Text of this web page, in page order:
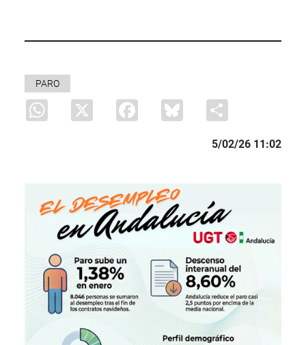
PARO
WhatsApp
X Facebook Bluesky
5/02/26 11:02